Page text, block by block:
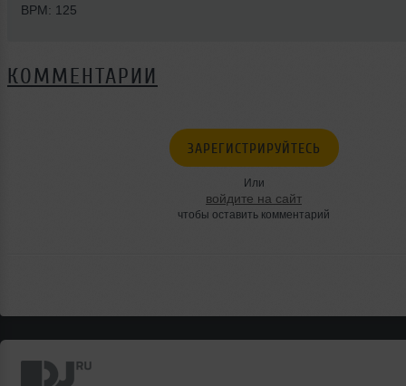
BPM: 125
КОММЕНТАРИИ
ЗАРЕГИСТРИРУЙТЕСЬ
Или
войдите на сайт
чтобы оставить комментарий